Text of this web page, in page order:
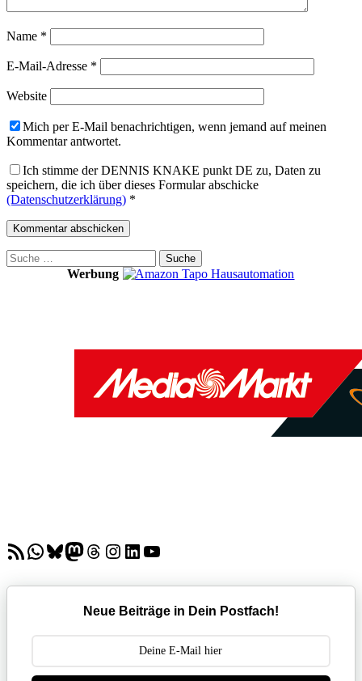
Name *
E-Mail-Adresse *
Website
Mich per E-Mail benachrichtigen, wenn jemand auf meinen
Kommentar antwortet.
Ich stimme der DENNIS KNAKE punkt DE zu, Daten zu
speichern, die ich über dieses Formular abschicke
(Datenschutzerklärung) *
Suche
nach:
Werbung
RSS-FeedWhatsApp
Bluesky
Mastodon
Threads
Instagram
LinkedIn
YouTube
Neue Beiträge in Dein Postfach!